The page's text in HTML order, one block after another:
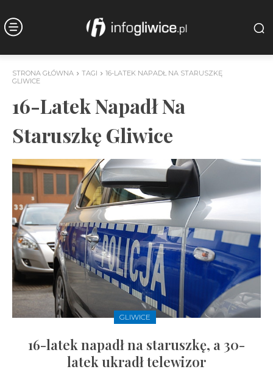
STRONA GŁÓWNA TAGI
16-LATEK NAPADŁ NA STARUSZKĘ
GLIWICE
16-Latek Napadł Na
Staruszkę Gliwice
GLIWICE
16-latek napadł na staruszkę, a 30-
latek ukradł telewizor